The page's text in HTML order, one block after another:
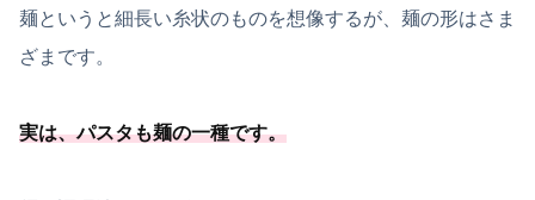
麺というと細長い糸状のものを想像するが、麺の形はさま
ざまです。
実は、パスタも麺の一種です。